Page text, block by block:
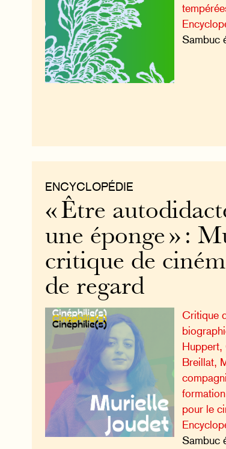
Sambuc
ENCYCLOPÉDIE
« Être
une éponge » :
critique de
de regard
Critique
Huppert,
Breillat,
pour le
Sambuc